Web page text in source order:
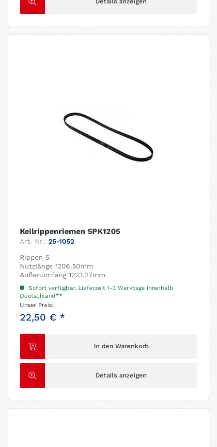
Keilrippenriemen 5PK1205
Art.-Nr.: 25-1052
Rippen 5
Nutzlänge 1206.50mm
Außenumfang 1223.27mm
Sofort verfügbar, Lieferzeit 1-3 Werktage innerhalb
Deutschland**
Unser Preis:
22,50 € *
In den Warenkorb
Details anzeigen